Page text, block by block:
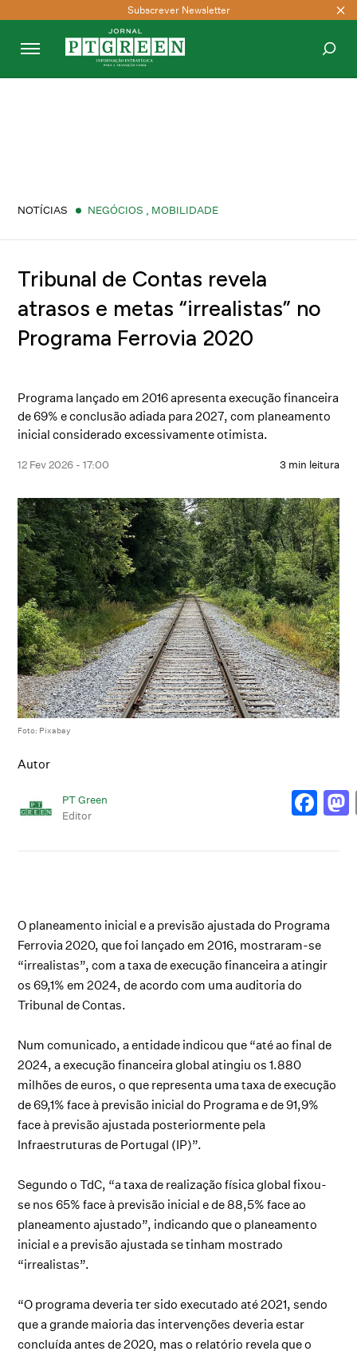
Subscrever Newsletter
NOTÍCIAS NEGÓCIOS MOBILIDADE
Tribunal de Contas revela
atrasos e metas “irrealistas” no
Programa Ferrovia 2020
Programa lançado em 2016 apresenta execução financeira
de 69% e conclusão adiada para 2027, com planeamento
inicial considerado excessivamente otimista.
12 Fev 2026 - 17:00 3 min leitura
Foto: Pixabay
Autor
PT Green
Editor
O planeamento inicial e a previsão ajustada do Programa
Ferrovia 2020, que foi lançado em 2016, mostraram-se
“irrealistas”, com a taxa de execução financeira a atingir
os 69,1% em 2024, de acordo com uma auditoria do
Tribunal de Contas.
Num comunicado, a entidade indicou que “até ao final de
2024, a execução financeira global atingiu os 1.880
milhões de euros, o que representa uma taxa de execução
de 69,1% face à previsão inicial do Programa e de 91,9%
face à previsão ajustada posteriormente pela
Infraestruturas de Portugal (IP)”.
Segundo o TdC, “a taxa de realização física global fixou-
se nos 65% face à previsão inicial e de 88,5% face ao
planeamento ajustado”, indicando que o planeamento
inicial e a previsão ajustada se tinham mostrado
“irrealistas”.
“O programa deveria ter sido executado até 2021, sendo
que a grande maioria das intervenções deveria estar
concluída antes de 2020, mas o relatório revela que o